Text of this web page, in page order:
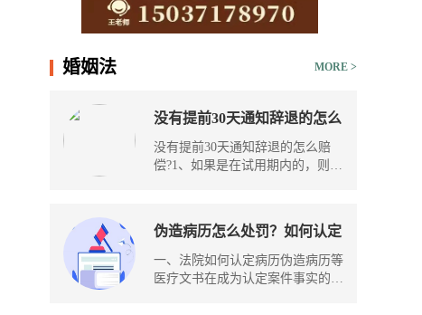
MORE >
婚姻法
没有提前30天通知辞退的怎么
赔偿？离职必须再干一个月
吗？
没有提前30天通知辞退的怎么赔
偿?1、如果是在试用期内的，则单
伪造病历怎么处罚？如何认定
病历伪造？
一、法院如何认定病历伪造病历等
医疗文书在成为认定案件事实的证